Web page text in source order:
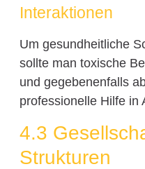
Interaktionen
Um gesundheitliche
sollte man toxische
und gegebenenfalls
professionelle Hilfe in
4.3
Strukturen